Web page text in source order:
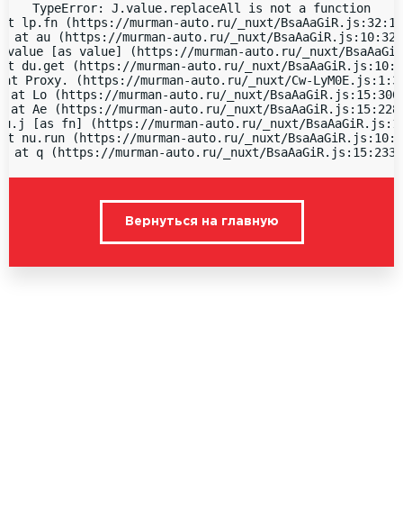
TypeError: J.value.replaceAll is not a function
lp.fn (https://murman-auto.ru/_nuxt/
at au (https://murman-auto.ru/_nuxt/
value [as value] (https://murman-auto.ru/_nuxt/
du.get (https://murman-auto.ru/_nuxt/
at Proxy.
(https://murman-auto.ru/_nuxt/Cw-
at Lo (https://murman-auto.ru/_nuxt/
at Ae (https://murman-auto.ru/_nuxt/
[as fn] (https://murman-auto.ru/_nuxt/
nu.run (https://murman-auto.ru/_nuxt/
at q (https://murman-auto.ru/_nuxt/
Вернуться на главную